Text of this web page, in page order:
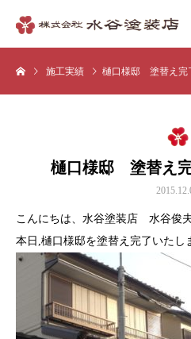
施工実績 樋口様邸 塗替え完
樋口様邸 塗替え完
こんにちは、水谷塗装店 水谷俊夫
本日,樋口様邸を塗替え完了いたし